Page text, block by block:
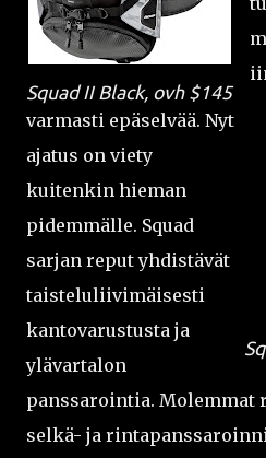
Squad II Black, ovh $145
varmasti epäselvää. Nyt
ajatus on viety
kuitenkin hieman
pidemmälle. Squad
sarjan reput yhdistävät
taisteluliivimäisesti
kantovarustusta ja
ylävartalon
panssarointia. Molemmat
selkä- ja